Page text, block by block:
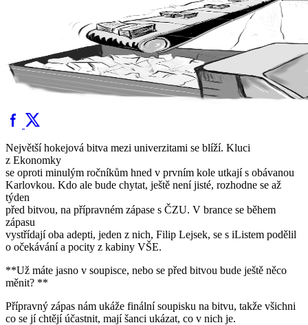
Největší hokejová bitva mezi univerzitami se blíží. Kluci
z Ekonomky
se oproti minulým ročníkům hned v prvním kole utkají s obávanou
Karlovkou. Kdo ale bude chytat, ještě není jisté, rozhodne se až
týden
před bitvou, na přípravném zápase s ČZU. V brance se během
zápasu
vystřídají oba adepti, jeden z nich, Filip Lejsek, se s iListem podělil
o očekávání a pocity z kabiny VŠE.
**Už máte jasno v soupisce, nebo se před bitvou bude ještě něco
měnit? **
Přípravný zápas nám ukáže finální soupisku na bitvu, takže všichni
co se jí chtějí účastnit, mají šanci ukázat, co v nich je.